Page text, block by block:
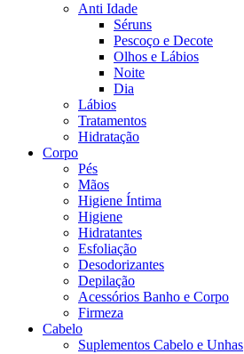
Anti Idade
Séruns
Pescoço e Decote
Olhos e Lábios
Noite
Dia
Lábios
Tratamentos
Hidratação
Corpo
Pés
Mãos
Higiene Íntima
Higiene
Hidratantes
Esfoliação
Desodorizantes
Depilação
Acessórios Banho e Corpo
Firmeza
Cabelo
Suplementos Cabelo e Unhas